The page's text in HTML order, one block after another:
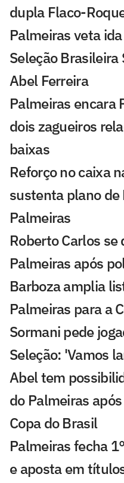
dupla Flaco-
Palmeiras veta
Seleção
Abel Ferreira
Palmeiras encara
dois zagueiros
baixas
Reforço no caixa
sustenta plano de
Palmeiras
Roberto Carlos
Palmeiras após
Barboza amplia
Palmeiras para a
Sormani pede
Seleção: 'Vamos
Abel tem
do Palmeiras
Copa do Brasil
Palmeiras fecha
e aposta em